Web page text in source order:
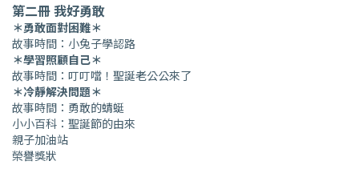
第二冊 我好勇敢
＊勇敢面對困難＊
故事時間：小兔子學認路
＊學習照顧自己＊
故事時間：叮叮噹！聖誕老公公來了
＊冷靜解決問題＊
故事時間：勇敢的蜻蜓
小小百科：聖誕節的由來
親子加油站
榮譽獎狀